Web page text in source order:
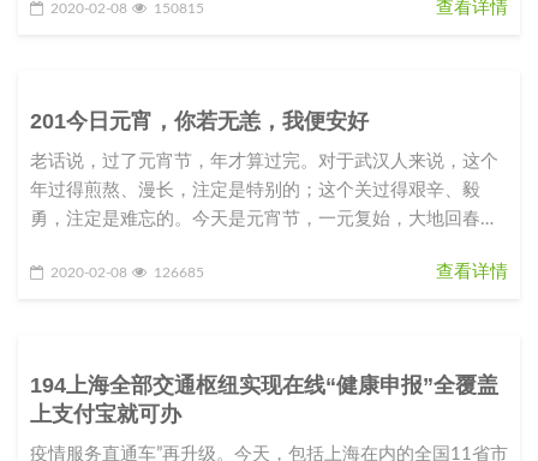
2020-02-08 150815 查看详情
201今日元宵，你若无恙，我便安好
老话说，过了元宵节，年才算过完。对于武汉人来说，这个
年过得煎熬、漫长，注定是特别的；这个关过得艰辛、毅
勇，注定是难忘的。今天是元宵节，一元复始，大地回春，
2020-02-08 126685 查看详情
194上海全部交通枢纽实现在线“健康申报”全覆盖
上支付宝就可办
疫情服务直通车”再升级。今天，包括上海在内的全国11省市